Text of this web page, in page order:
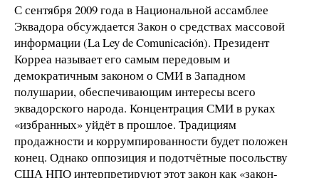
С сентября 2009 года в Национальной ассамблее
Эквадора обсуждается Закон о средствах массовой
информации (La Ley de Comunicación). Президент
Корреа называет его самым передовым и
демократичным законом о СМИ в Западном
полушарии, обеспечивающим интересы всего
эквадорского народа. Концентрация СМИ в руках
«избранных» уйдёт в прошлое. Традициям
продажности и коррумпированности будет положен
конец. Однако оппозиция и подотчётные посольству
США НПО интерпретируют этот закон как «закон-